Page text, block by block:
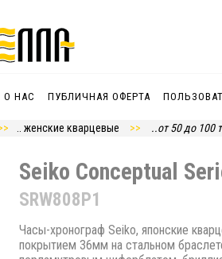
О НАС ПУБЛИЧНАЯ ОФЕРТА
.. женские кварцевые ..от 50 до 100
Seiko Conceptual
SRW808P1
Часы-хронограф Seiko, японские
покрытием 36мм на стальном